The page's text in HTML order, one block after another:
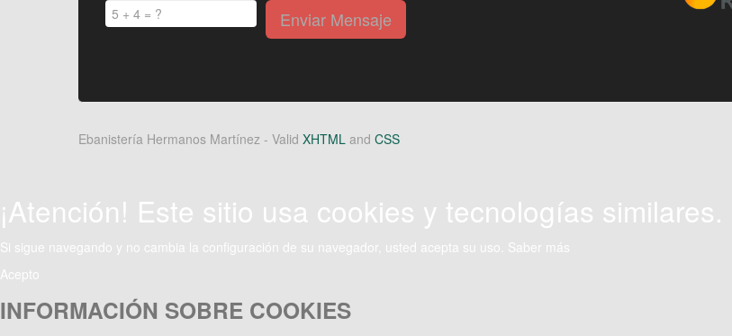
Ebanistería Hermanos Martínez - Valid XHTML and CSS
¡Atención! Este sitio usa cookies y tecnologías similares.
Si sigue navegando y no cambia la configuración de su navegador, usted acepta su uso. Saber más
Acepto
INFORMACIÓN SOBRE COOKIES